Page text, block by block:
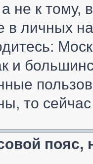
не к тому,
в личных
и
то
пояс,